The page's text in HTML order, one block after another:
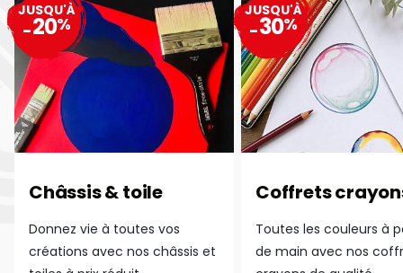
Châssis & toile
Donnez vie à toutes vos
créations avec nos châssis et
JUSQU'À
-20%
Coffrets
Toutes les couleurs à
de main avec nos
JUSQU'À
-30%